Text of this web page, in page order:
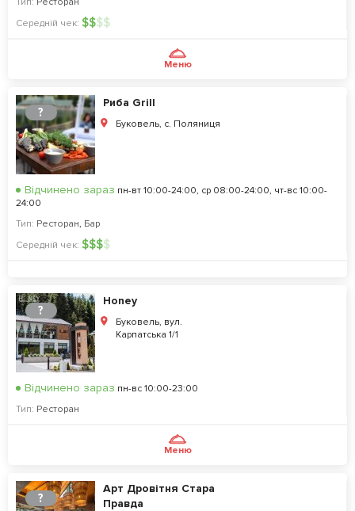
Середній чек: $$$$
Меню
?
Риба Grill
Буковель, с. Поляниця
Відчинено зараз пн-вт 10:00-24:00, ср 08:00-24:00, чт-вс 10:00-
24:00
Тип: Ресторан, Бар
Середній чек: $$$$
?
Honey
Буковель, вул.
Карпатська 1/1
Відчинено зараз пн-вс 10:00-23:00
Тип: Ресторан
Меню
?
Арт Дровітня Стара
Правда